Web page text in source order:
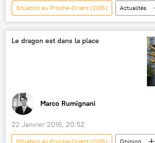
Situation au Proche-Orient (2015)
Actualités
International
États-Unis
Yémen
Arabie Saoudite
Proche-Orient
Nimr Baqer al-Nimr
La crise irano-saoudienne (2016)
Le dragon est dans la place
Marco Rumignani
22 Janvier 2016, 20:52
Situation au Proche-Orient (2015)
Opinion